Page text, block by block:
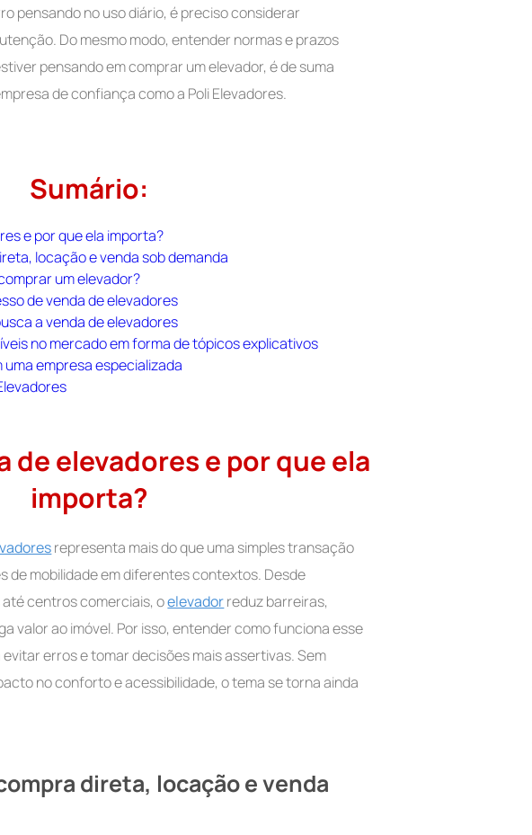
pensando no uso diário, é preciso considerar
Do mesmo modo, entender normas e prazos
pensando em comprar um elevador, é de suma
de confiança como a Poli Elevadores.
Sumário:
e por que ela importa?
locação e venda sob demanda
um elevador?
de venda de elevadores
a venda de elevadores
no mercado em forma de tópicos explicativos
empresa especializada
de elevadores e por que ela
importa?
representa mais do que uma simples transação
de mobilidade em diferentes contextos. Desde
centros comerciais, oelevadorreduz barreiras,
valor ao imóvel. Por isso, entender como funciona esse
erros e tomar decisões mais assertivas. Sem
no conforto e acessibilidade, o tema se torna ainda
direta, locação e venda